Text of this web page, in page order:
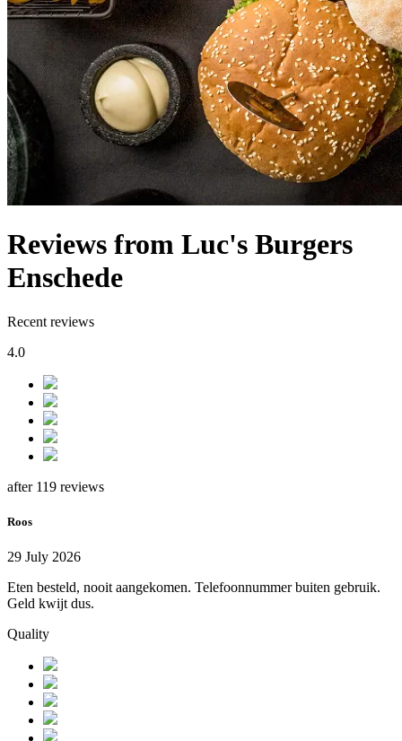
Reviews from Luc's Burgers
Enschede
Recent reviews
4.0
after 119 reviews
Roos
29 July 2026
Eten besteld, nooit aangekomen. Telefoonnummer buiten gebruik.
Geld kwijt dus.
Quality